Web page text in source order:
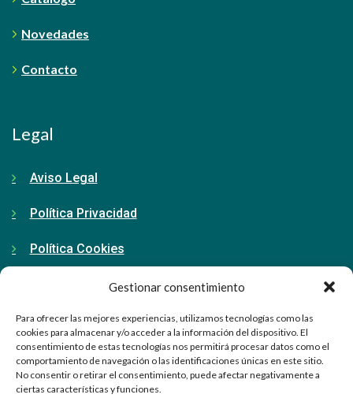
Gestionar consentimiento
Para ofrecer las mejores experiencias, utilizamos tecnologías como las
cookies para almacenar y/o acceder a la información del dispositivo. El
consentimiento de estas tecnologías nos permitirá procesar datos como el
comportamiento de navegación o las identificaciones únicas en este sitio.
No consentir o retirar el consentimiento, puede afectar negativamente a
ciertas características y funciones.
Novedades
Contacto
Legal
Aviso Legal
Política Privacidad
Política Cookies
Contacto
91 798 71 15
info@ellabrador.es